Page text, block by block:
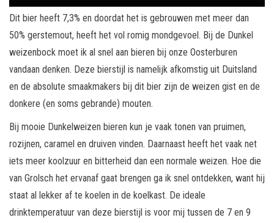
Dit bier heeft 7,3% en doordat het is gebrouwen met meer dan
50% gerstemout, heeft het vol romig mondgevoel. Bij de Dunkel
weizenbock moet ik al snel aan bieren bij onze Oosterburen
vandaan denken. Deze bierstijl is namelijk afkomstig uit Duitsland
en de absolute smaakmakers bij dit bier zijn de weizen gist en de
donkere (en soms gebrande) mouten.
Bij mooie Dunkelweizen bieren kun je vaak tonen van pruimen,
rozijnen, caramel en druiven vinden. Daarnaast heeft het vaak net
iets meer koolzuur en bitterheid dan een normale weizen. Hoe die
van Grolsch het ervanaf gaat brengen ga ik snel ontdekken, want hij
staat al lekker af te koelen in de koelkast. De ideale
drinktemperatuur van deze bierstijl is voor mij tussen de 7 en 9